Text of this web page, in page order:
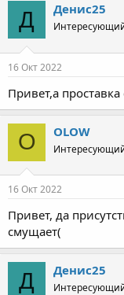
Д Денис25
16 Окт 2022
Привет,а
O OLOW
16 Окт 2022
Привет, да
смущает(
Д Денис25